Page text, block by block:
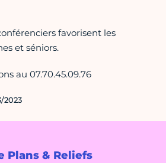
Plans & Reliefs
favorisent les
et séniors.
au 07.70.45.09.76
2023